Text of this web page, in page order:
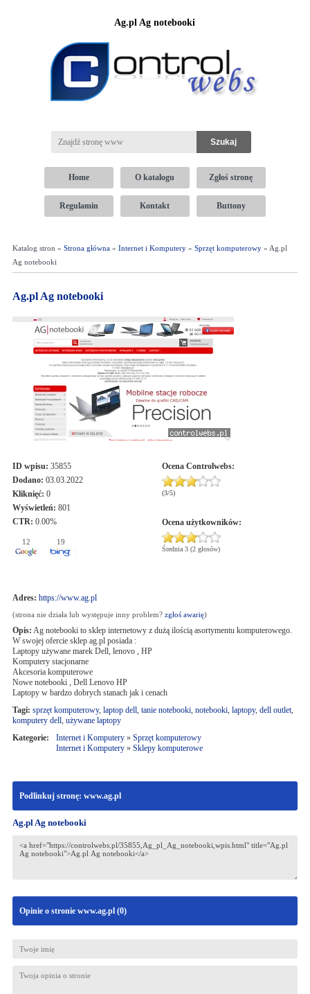
Ag.pl Ag notebooki
Home O katalogu Zgłoś stronę
Regulamin Kontakt Buttony
Katalog stron » Strona główna» Internet i Komputery» Sprzęt komputerowy» Ag.pl
Ag notebooki
Ag.pl Ag notebooki
ID wpisu: 35855
Dodano: 03.03.2022
Kliknięć: 0
Wyświetleń: 801
CTR: 0.00%
12 19
Ocena Controlwebs:
(3/5)
Ocena użytkowników:
Średnia 3 (2 głosów)
Adres: https://www.ag.pl
(strona nie działa lub występuje inny problem? zgłoś awarię)
Opis: Ag notebooki to sklep internetowy z dużą ilością asortymentu komputerowego.
W swojej ofercie sklep ag.pl posiada :
Laptopy używane marek Dell, lenovo , HP
Komputery stacjonarne
Akcesoria komputerowe
Nowe notebooki , Dell Lenovo HP
Laptopy w bardzo dobrych stanach jak i cenach
Tagi: sprzęt komputerowy, laptop dell, tanie notebooki, notebooki, laptopy, dell outlet,
komputery dell, używane laptopy
Kategorie:
Internet i Komputery» Sprzęt komputerowy
Internet i Komputery» Sklepy komputerowe
Podlinkuj stronę: www.ag.pl
Ag.pl Ag notebooki
Opinie o stronie www.ag.pl (0)